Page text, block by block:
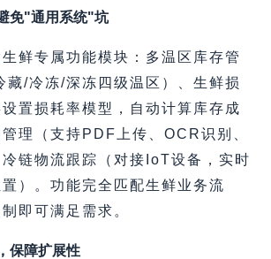
免"通用系统"坑
鲜专属功能模块：多温区库存管
藏/冷冻/深冻四级温区）、生鲜损
置损耗率模型，自动计算库存成
理（支持PDF上传、OCR识别、
链物流跟踪（对接IoT设备，实时
）。功能完全匹配生鲜业务流
即可满足需求。
保障扩展性